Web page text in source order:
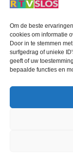
Om de beste
cookies om informatie
Door in te stemmen
surfgedrag of unieke
geeft of uw
bepaalde functies en
RTV SLOS